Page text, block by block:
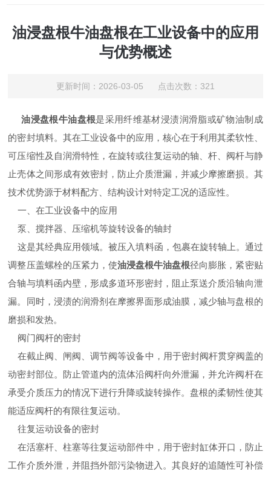
油浸盘根牛油盘根在工业设备中的应用
与优势概述
更新时间：2026-03-05 点击次数：321
油浸盘根牛油盘根是采用纤维基材浸渍润滑脂或矿物油制成
的密封填料。其在工业设备中的应用，核心在于利用其柔软性、
可压缩性及自润滑特性，在旋转或往复运动的轴、杆、阀杆与静
止壳体之间形成有效密封，防止介质泄漏，并减少摩擦磨损。其
技术优势源于材料配方、结构设计对特定工况的适应性。
一、在工业设备中的应用
泵、搅拌器、压缩机等旋转设备的轴封
这是其经典应用领域。被压入填料函，包裹在旋转轴上。通过
调整压盖螺栓的压紧力，使油浸盘根牛油盘根径向膨胀，紧密贴
合轴与填料函内壁，形成多道环形密封，阻止泵送介质沿轴向泄
漏。同时，浸渍的润滑剂在摩擦界面形成油膜，减少轴与盘根的
磨损和发热。
阀门阀杆的密封
在截止阀、闸阀、调节阀等设备中，用于密封阀杆贯穿阀盖的
动密封部位。防止管道内的流体沿阀杆向外泄漏，并允许阀杆在
承受介质压力的情况下进行升降或旋转操作。盘根的柔韧性使其
能适应阀杆的有限往复运动。
往复运动设备的密封
在活塞杆、柱塞等往复运动部件中，用于密封缸体开口，防止
工作介质外泄，并阻挡外部污染物进入。其良好的追随性可补偿